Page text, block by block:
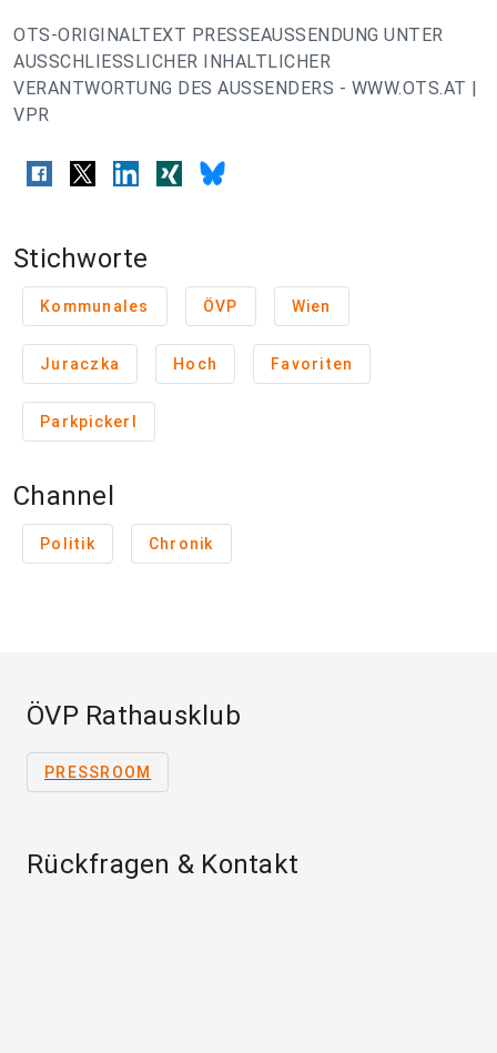
OTS-ORIGINALTEXT PRESSEAUSSENDUNG UNTER
AUSSCHLIESSLICHER INHALTLICHER
VERANTWORTUNG DES AUSSENDERS - WWW.OTS.AT |
VPR
Stichworte
Kommunales ÖVP Wien
Juraczka Hoch Favoriten
Parkpickerl
Channel
Politik Chronik
ÖVP Rathausklub
PRESSROOM
Rückfragen & Kontakt